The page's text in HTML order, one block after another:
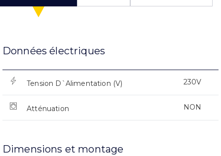
Données électriques
Tension D`Alimentation (V) 230V
Atténuation NON
Dimensions et montage